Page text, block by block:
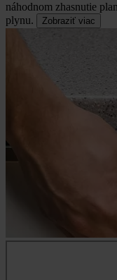
náhodnom zhasnutie
plynu.
Zobraziť viac